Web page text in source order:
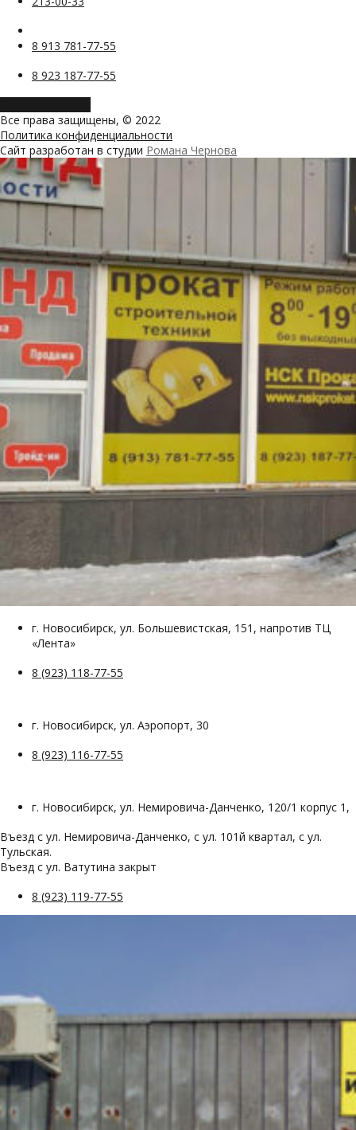
8 913 781-77-55
8 923 187-77-55
Все права защищены, © 2022
Политика конфиденциальности
Сайт разработан в студии Романа Чернова
г. Новосибирск, ул. Большевистская, 151, напротив ТЦ
«Лента»
8 (923) 118-77-55
г. Новосибирск, ул. Аэропорт, 30
8 (923) 116-77-55
г. Новосибирск, ул. Немировича-Данченко, 120/1 корпус 1,
Въезд с ул. Немировича-Данченко, с ул. 101й квартал, с ул.
Тульская.
Въезд с ул. Ватутина закрыт
8 (923) 119-77-55